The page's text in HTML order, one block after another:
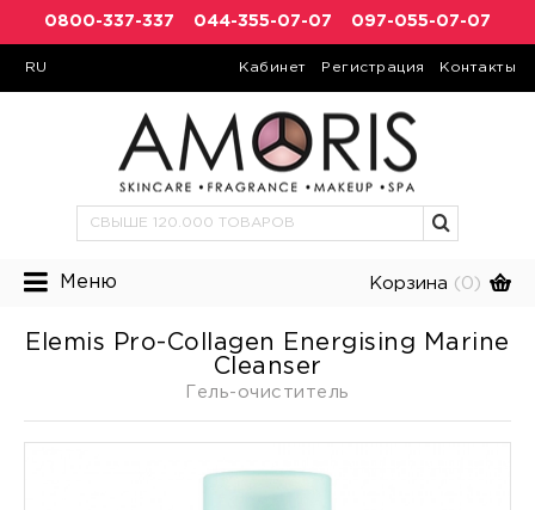
0800-337-337 044-355-07-07 097-055-07-07
RU Кабинет Регистрация Контакты
Меню Корзина (0)
Elemis Pro-Collagen Energising Marine
Cleanser
Гель-очиститель